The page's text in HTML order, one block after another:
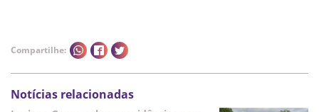
Compartilhe:
Notícias relacionadas